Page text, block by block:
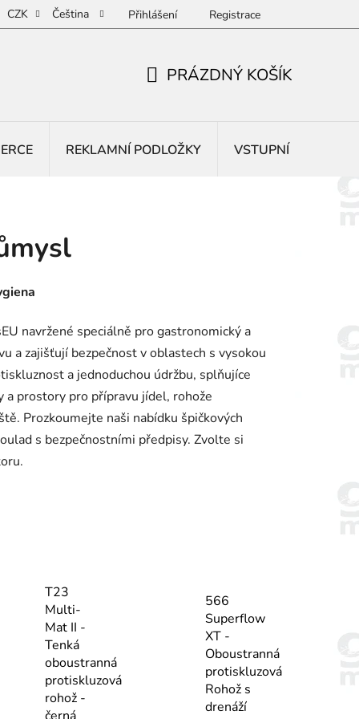
CZK Čeština Přihlášení Registrace
PRÁZDNÝ KOŠÍK
REKLAMNÍ PODLOŽKY VSTUPNÍ ROHOŽE
navržené speciálně pro gastronomický a
a zajišťují bezpečnost v oblastech s vysokou
a jednoduchou údržbu, splňujíce
a prostory pro přípravu jídel, rohože
Prozkoumejte naši nabídku špičkových
s bezpečnostními předpisy. Zvolte si
T23
Multi-
Mat II -
Tenká
oboustranná
protiskluzová
rohož -
566
Superflow
XT -
Oboustranná
protiskluzová
Rohož s
drenáží